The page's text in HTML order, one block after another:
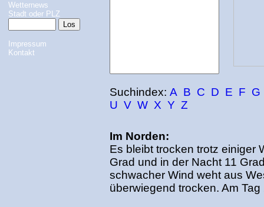
Wetternews
Stadt oder PLZ
Impressum
Kontakt
Suchindex: A B C D E F G
U V W X Y Z
Im Norden:
Es bleibt trocken trotz einiger
Grad und in der Nacht 11
schwacher Wind weht aus
überwiegend trocken. Am